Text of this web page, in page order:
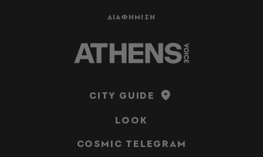
ΔΙΑΦΗΜΙΣΗ
CITY GUIDE
LOOK
COSMIC TELEGRAM